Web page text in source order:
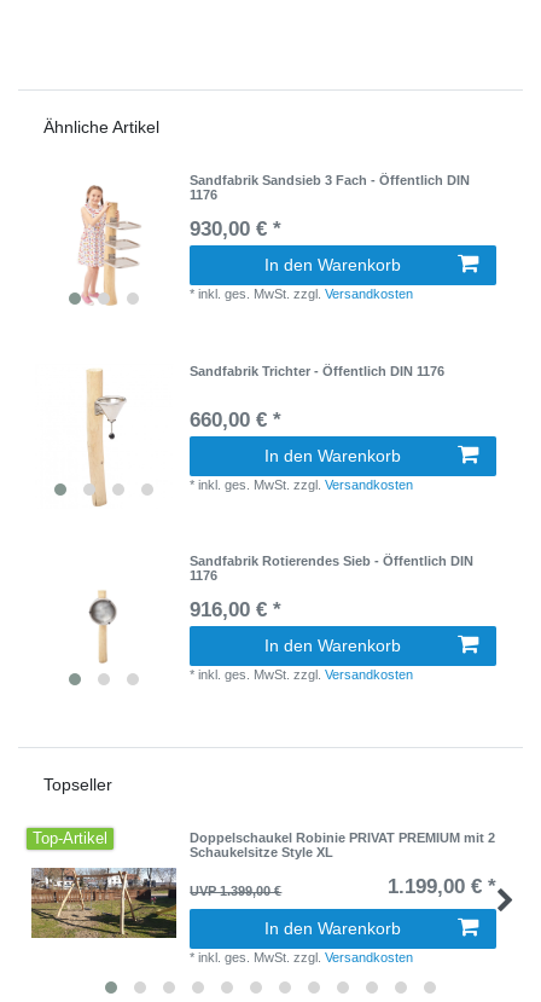
Ähnliche Artikel
Sandfabrik Sandsieb 3 Fach - Öffentlich DIN
1176
930,00 € *
In den Warenkorb
*inkl. ges. MwSt. zzgl.Versandkosten
Sandfabrik Trichter - Öffentlich DIN 1176
660,00 € *
In den Warenkorb
*inkl. ges. MwSt. zzgl.Versandkosten
Sandfabrik Rotierendes Sieb - Öffentlich DIN
1176
916,00 € *
In den Warenkorb
*inkl. ges. MwSt. zzgl.Versandkosten
Topseller
Top-Artikel
Doppelschaukel Robinie PRIVAT PREMIUM mit 2
Schaukelsitze Style XL
UVP 1.399,00 € 1.199,00 € *
In den Warenkorb
*inkl. ges. MwSt. zzgl.Versandkosten